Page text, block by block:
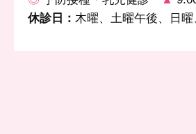
休診日： 木曜、土曜午後、日曜